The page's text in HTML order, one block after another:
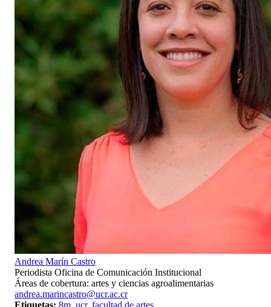
Andrea Marín Castro
Periodista Oficina de Comunicación Institucional
Áreas de cobertura: artes y ciencias agroalimentarias
andrea.marincastro@ucr.ac.cr
Etiquetas: 8m, ucr, facultad de artes.